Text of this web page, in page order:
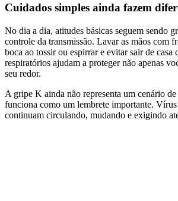
Cuidados simples ainda fazem
No dia a dia, atitudes básicas seguem sendo
controle da transmissão. Lavar as mãos com
boca ao tossir ou espirrar e evitar sair de casa
respiratórios ajudam a proteger não apenas
seu redor.
A gripe K ainda não representa um cenário
funciona como um lembrete importante.
continuam circulando, mudando e exigindo